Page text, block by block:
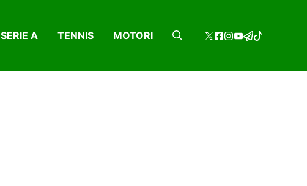
SERIE A TENNIS MOTORI